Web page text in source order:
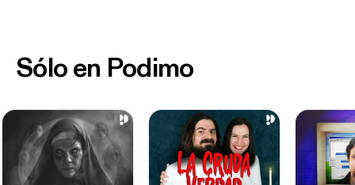
Sólo en Podimo